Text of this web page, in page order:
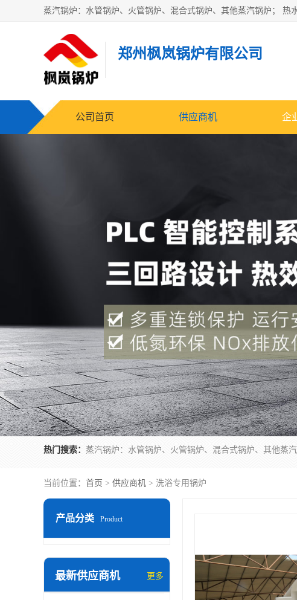
郑州枫岚锅炉有限公司
公司首页 供应商机 企
热门搜索：
当前位置： 首页 > 供应商机 > 洗浴专用锅炉
产品分类 Product
最新供应商机 更多